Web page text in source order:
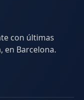
con últimas
en Barcelona.